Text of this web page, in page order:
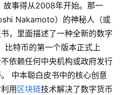
故事得从2008年开始。那一
Nakamoto）的神秘人（或
，里面描述了一种全新的数字
特币的第一个版本正式上
依赖任何中央机构或政府发行
中本聪白皮书中的核心创意
用 区块链技术解决了数字货币